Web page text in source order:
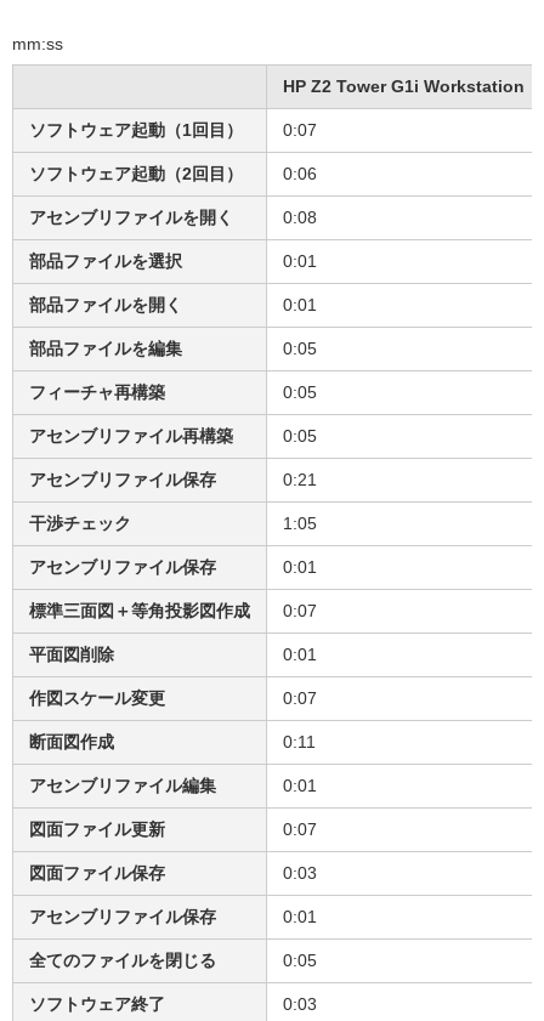
mm:ss
HP Z2 Tower G1i Workstation
ソフトウェア起動（1回目） 0:07
ソフトウェア起動（2回目） 0:06
アセンブリファイルを開く 0:08
部品ファイルを選択 0:01
部品ファイルを開く 0:01
部品ファイルを編集 0:05
フィーチャ再構築 0:05
アセンブリファイル再構築 0:05
アセンブリファイル保存 0:21
干渉チェック 1:05
アセンブリファイル保存 0:01
標準三面図＋等角投影図作成 0:07
平面図削除 0:01
作図スケール変更 0:07
断面図作成 0:11
アセンブリファイル編集 0:01
図面ファイル更新 0:07
図面ファイル保存 0:03
アセンブリファイル保存 0:01
全てのファイルを閉じる 0:05
ソフトウェア終了 0:03